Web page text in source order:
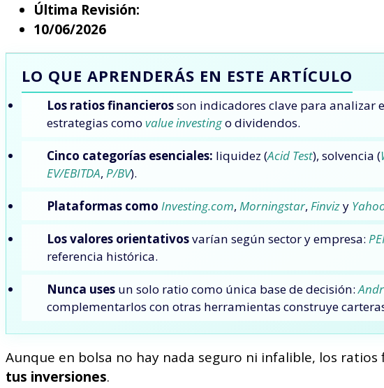
Última Revisión:
10/06/2026
LO QUE APRENDERÁS EN ESTE ARTÍCULO
Los ratios financierosson indicadores clave para
estrategias comovalue investingo dividendos.
Cinco categorías esenciales: liquidez (Acid Test), solvencia (
EV/EBITDA, P/BV).
Plataformas como Investing.com, Morningstar, Finvizy
Los valores orientativosvarían según sector y empresa:
referencia histórica.
Nunca uses un solo ratio como única base de decisión:
complementarlos con otras herramientas construye
Aunque en bolsa no hay nada seguro ni infalible, los
tus inversiones.